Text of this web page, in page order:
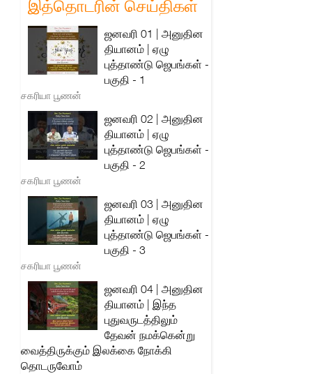
இத்தொடரின் செய்திகள்
ஜனவரி 01 | அனுதின
தியானம் | ஏழு
புத்தாண்டு ஜெபங்கள் -
பகுதி - 1
சகரியா பூணன்
ஜனவரி 02 | அனுதின
தியானம் | ஏழு
புத்தாண்டு ஜெபங்கள் -
பகுதி - 2
சகரியா பூணன்
ஜனவரி 03 | அனுதின
தியானம் | ஏழு
புத்தாண்டு ஜெபங்கள் -
பகுதி - 3
சகரியா பூணன்
ஜனவரி 04 | அனுதின
தியானம் | இந்த
புதுவருடத்திலும்
தேவன் நமக்கென்று
வைத்திருக்கும் இலக்கை நோக்கி
தொடருவோம்